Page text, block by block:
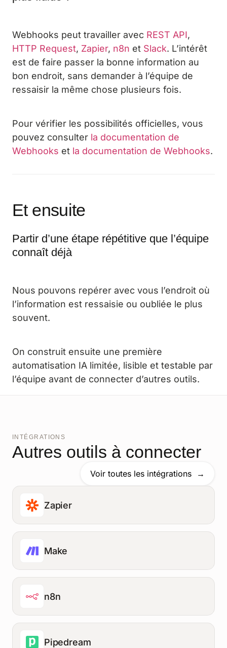
Webhooks peut travailler avec REST API,
HTTP Request, Zapier, n8n et Slack. L’intérêt
est de faire passer la bonne information au
bon endroit, sans demander à l’équipe de
ressaisir la même chose plusieurs fois.
Pour vérifier les possibilités officielles, vous
pouvez consulter la documentation de
Webhooks et la documentation de Webhooks.
Et ensuite
Partir d’une étape répétitive que l’équipe
connaît déjà
Nous pouvons repérer avec vous l’endroit où
l’information est ressaisie ou oubliée le plus
souvent.
On construit ensuite une première
automatisation IA limitée, lisible et testable par
l’équipe avant de connecter d’autres outils.
INTÉGRATIONS
Autres outils à connecter
Voir toutes les intégrations
Zapier
Make
n8n
Pipedream